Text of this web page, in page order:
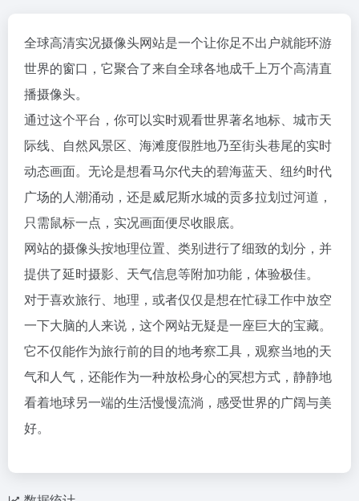
全球高清实况摄像头网站是一个让你足不出户就能环游
世界的窗口，它聚合了来自全球各地成千上万个高清直
播摄像头。
通过这个平台，你可以实时观看世界著名地标、城市天
际线、自然风景区、海滩度假胜地乃至街头巷尾的实时
动态画面。无论是想看马尔代夫的碧海蓝天、纽约时代
广场的人潮涌动，还是威尼斯水城的贡多拉划过河道，
只需鼠标一点，实况画面便尽收眼底。
网站的摄像头按地理位置、类别进行了细致的划分，并
提供了延时摄影、天气信息等附加功能，体验极佳。
对于喜欢旅行、地理，或者仅仅是想在忙碌工作中放空
一下大脑的人来说，这个网站无疑是一座巨大的宝藏。
它不仅能作为旅行前的目的地考察工具，观察当地的天
气和人气，还能作为一种放松身心的冥想方式，静静地
看着地球另一端的生活慢慢流淌，感受世界的广阔与美
好。